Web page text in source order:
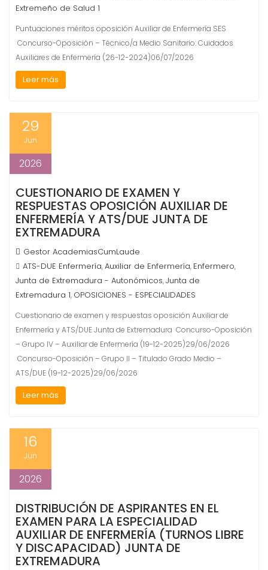
Extremeño de Salud 1
Puntuaciones méritos oposición Auxiliar de Enfermería SES
Concurso-Oposición – Técnico/a Medio Sanitario: Cuidados
Auxiliares de Enfermería (26-12-2024)06/07/2026
Leer más
29
Jun
2026
CUESTIONARIO DE EXAMEN Y
RESPUESTAS OPOSICIÓN AUXILIAR DE
ENFERMERÍA Y ATS/DUE JUNTA DE
EXTREMADURA
Gestor AcademiasCumLaude
ATS-DUE Enfermería,Auxiliar de Enfermería, Enfermero,
Junta de Extremadura - Autonómicos,Junta de
Extremadura 1, OPOSICIONES - ESPECIALIDADES
Cuestionario de examen y respuestas oposición Auxiliar de
Enfermería y ATS/DUE Junta de Extremadura Concurso-Oposición
– Grupo IV – Auxiliar de Enfermería (19-12-2025)29/06/2026
Concurso-Oposición – Grupo II – Titulado Grado Medio –
ATS/DUE (19-12-2025)29/06/2026
Leer más
16
Jun
2026
DISTRIBUCIÓN DE ASPIRANTES EN EL
EXAMEN PARA LA ESPECIALIDAD
AUXILIAR DE ENFERMERÍA (TURNOS LIBRE
Y DISCAPACIDAD) JUNTA DE
EXTREMADURA